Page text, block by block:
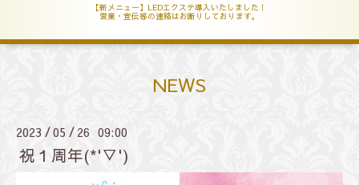
【新メニュー】LEDエクステ導入いたしました！
営業・宣伝等の連絡はお断りしております。
NEWS
2023 /05 / 26 09:00
祝１周年(*'▽')